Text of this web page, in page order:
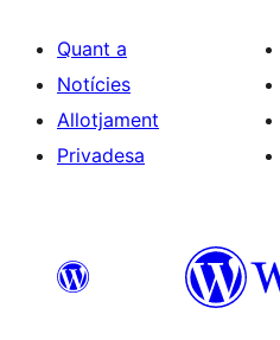
Quant a
Notícies
Allotjament
Privadesa